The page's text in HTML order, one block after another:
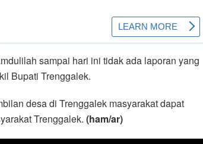
sampai hari ini tidak ada laporan yang
Bupati Trenggalek.
desa di Trenggalek masyarakat dapat
Trenggalek. (ham/ar)